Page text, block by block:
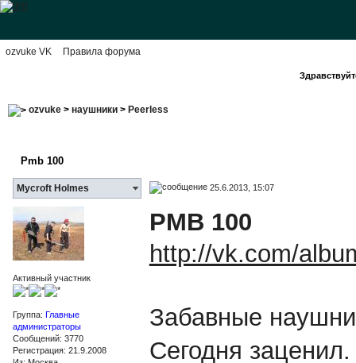
ozvuke VK Правила форума
ozvuke> наушники> Peerless
Pmb 100
Mycroft Holmes 25.6.2013, 15:07
Активный участник
Группа: Главные
администраторы
Сообщений: 3770
Регистрация: 21.9.2008
PMB 100
http://vk.com/
Забавные
Сегодня